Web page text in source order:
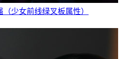
（少女前线绿叉板属性）